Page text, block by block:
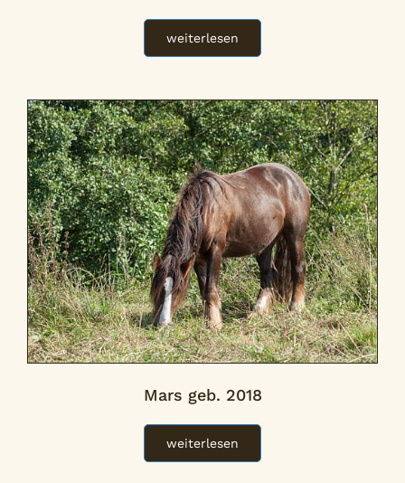
weiterlesen
Mars geb. 2018
weiterlesen